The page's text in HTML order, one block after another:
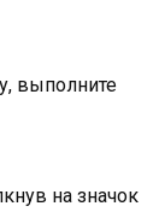
выполните
на значок